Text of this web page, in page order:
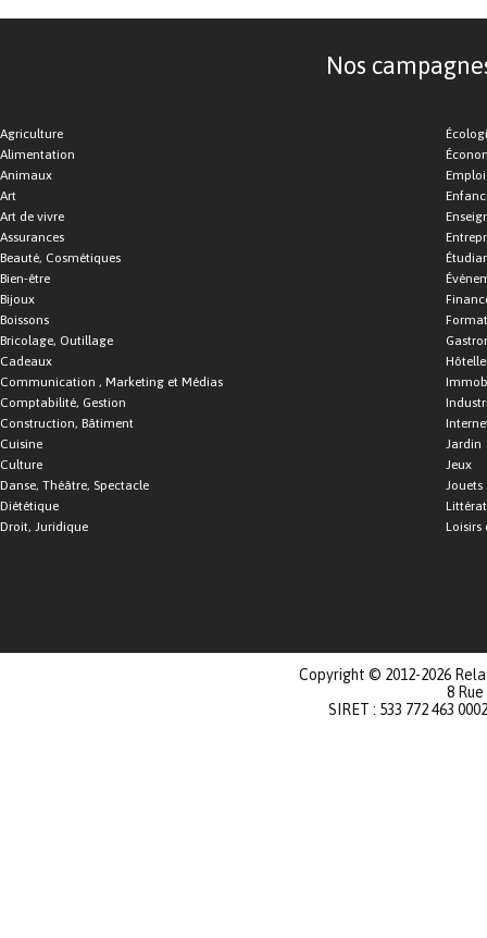
Nos
Agriculture
Alimentation
Animaux
Art
Art de vivre
Assurances
Beauté, Cosmétiques
Bien-être
Bijoux
Boissons
Bricolage, Outillage
Cadeaux
Communication , Marketing et Médias
Comptabilité, Gestion
Construction, Bâtiment
Cuisine
Culture
Danse, Théâtre, Spectacle
Diététique
Droit, Juridique
Emploi
Jardin
Jeux
Jouets
Loisirs
Copyright © 2012-2026
8
SIRET : 533 772 463